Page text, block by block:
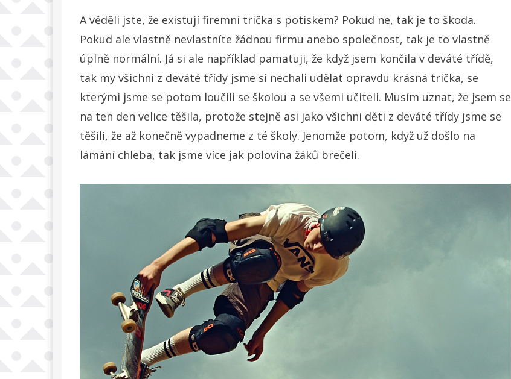
A věděli jste, že existují firemní trička s potiskem? Pokud ne, tak je to škoda.
Pokud ale vlastně nevlastníte žádnou firmu anebo společnost, tak je to vlastně
úplně normální. Já si ale například pamatuji, že když jsem končila v deváté třídě,
tak my všichni z deváté třídy jsme si nechali udělat opravdu krásná trička, se
kterými jsme se potom loučili se školou a se všemi učiteli. Musím uznat, že jsem se
na ten den velice těšila, protože stejně asi jako všichni děti z deváté třídy jsme se
těšili, že až konečně vypadneme z té školy. Jenomže potom, když už došlo na
lámání chleba, tak jsme více jak polovina žáků brečeli.